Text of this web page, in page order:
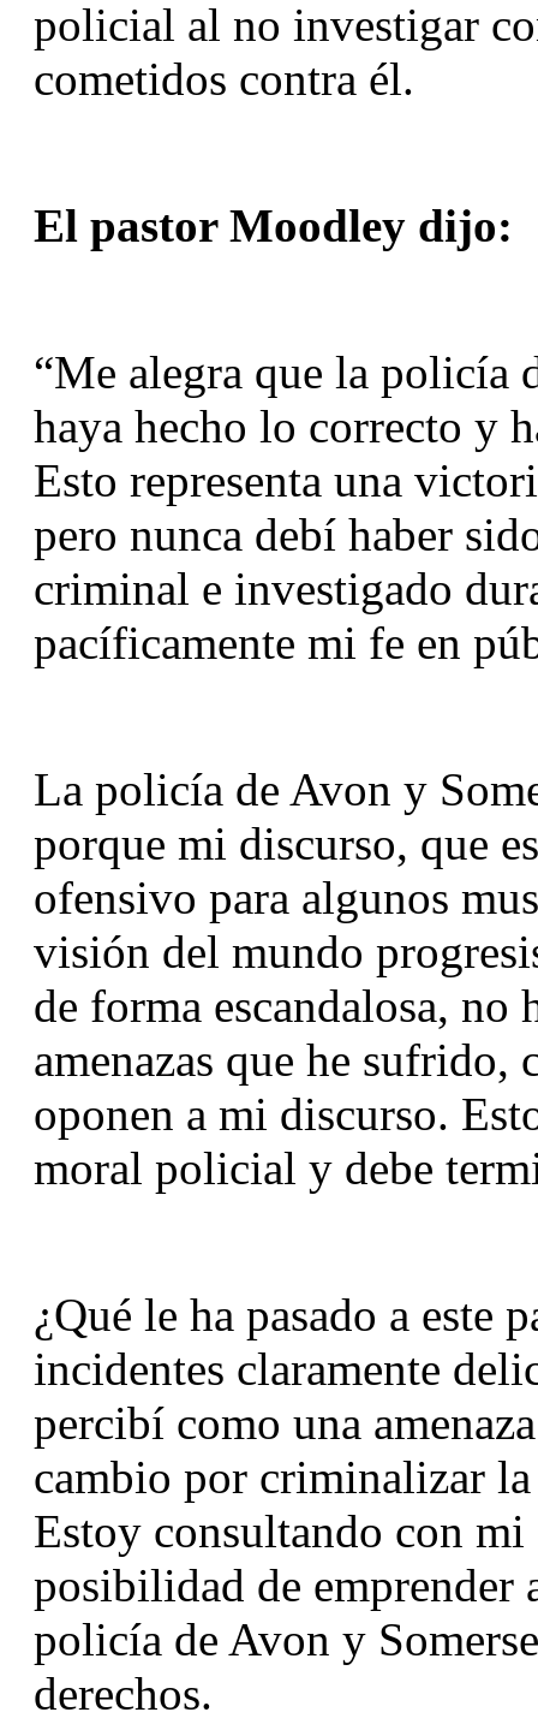
policial al no investigar
cometidos contra él.
El pastor Moodley dijo:
“Me alegra que la policía
haya hecho lo correcto y
Esto representa una
pero nunca debí haber
criminal e investigado
pacíficamente mi fe en
La policía de Avon y
porque mi discurso, que
ofensivo para algunos
visión del mundo
de forma escandalosa,
amenazas que he sufrido,
oponen a mi discurso.
moral policial y debe
¿Qué le ha pasado a este
incidentes claramente
percibí como una
cambio por criminalizar
Estoy consultando con
posibilidad de emprender
policía de Avon y
derechos.